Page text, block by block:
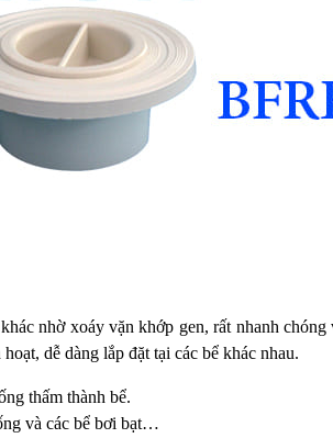
nhờ xoáy vặn khớp gen, rất nhanh
dễ dàng lắp đặt tại các bể khác nhau.
thấm thành bể.
và các bể bơi bạt…